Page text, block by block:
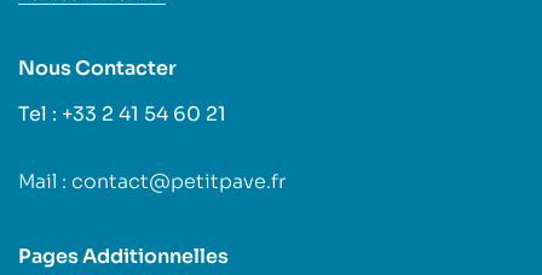
Nous Contacter
Tel : +33 2 41 54 60 21
Mail : contact@petitpave.fr
Pages Additionnelles